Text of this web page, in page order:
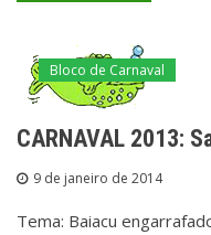
Bloco de Carnaval
CARNAVAL 2013:
9 de janeiro de 2014
Tema: Baiacu